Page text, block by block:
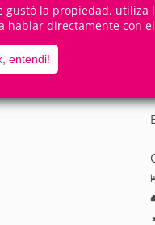
gustó la propiedad, utiliza
hablar directamente con
entendi!
4 Personas